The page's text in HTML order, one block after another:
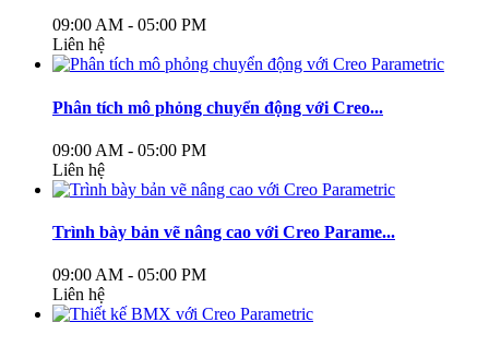
09:00 AM - 05:00 PM
Liên hệ
Phân tích mô phỏng chuyển động với Creo...
09:00 AM - 05:00 PM
Liên hệ
Trình bày bản vẽ nâng cao với Creo Parame...
09:00 AM - 05:00 PM
Liên hệ